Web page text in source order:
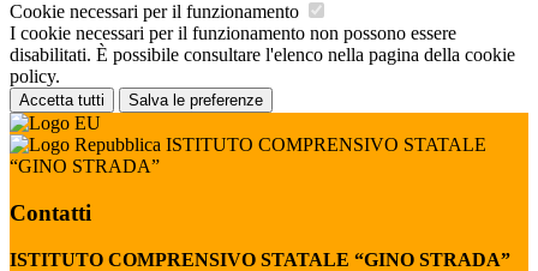
Cookie necessari per il funzionamento
I cookie necessari per il funzionamento non possono essere
disabilitati. È possibile consultare l'elenco nella pagina della cookie
policy.
Accetta tutti Salva le preferenze
ISTITUTO COMPRENSIVO STATALE
“GINO STRADA”
Contatti
ISTITUTO COMPRENSIVO STATALE “GINO STRADA”